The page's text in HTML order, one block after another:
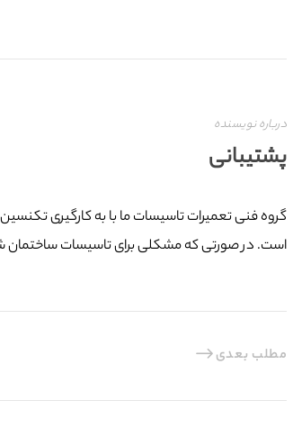
درباره نویسنده
پشتیبانی
است. در صورتی که مشکلی برای تاسیسات ساختمان
مطلب بعدی